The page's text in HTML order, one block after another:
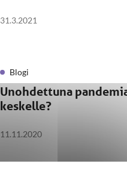
31.3.2021
Blogi
Unohdettuna
keskelle?
11.11.2020